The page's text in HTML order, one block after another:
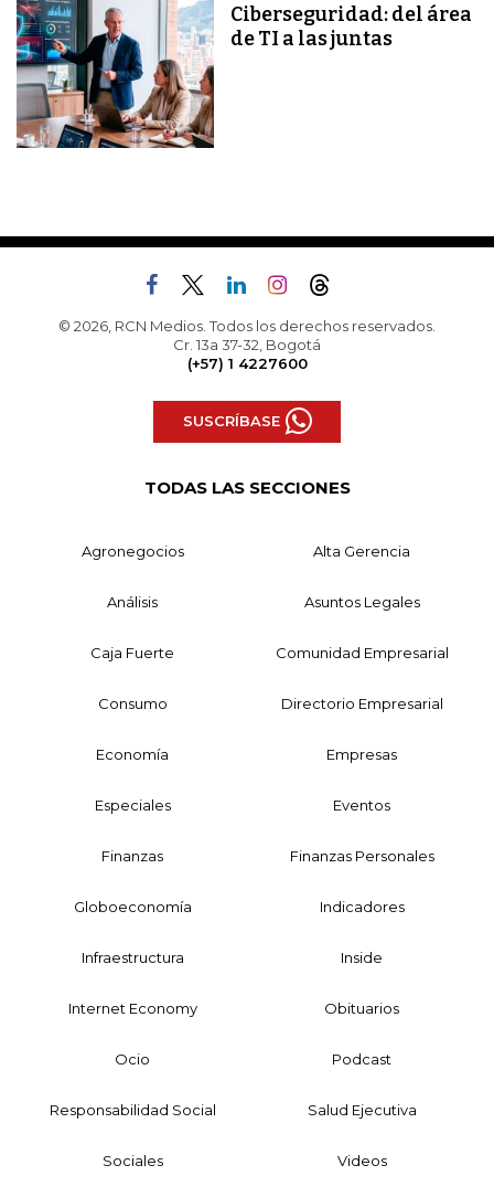
Ciberseguridad: del área
de TI a las juntas
© 2026, RCN Medios. Todos los derechos reservados.
Cr. 13a 37-32, Bogotá
(+57) 1 4227600
SUSCRÍBASE
TODAS LAS SECCIONES
Agronegocios Alta Gerencia
Análisis Asuntos Legales
Caja Fuerte Comunidad Empresarial
Consumo Directorio Empresarial
Economía Empresas
Especiales Eventos
Finanzas Finanzas Personales
Globoeconomía Indicadores
Infraestructura Inside
Internet Economy Obituarios
Ocio Podcast
Responsabilidad Social Salud Ejecutiva
Sociales Videos